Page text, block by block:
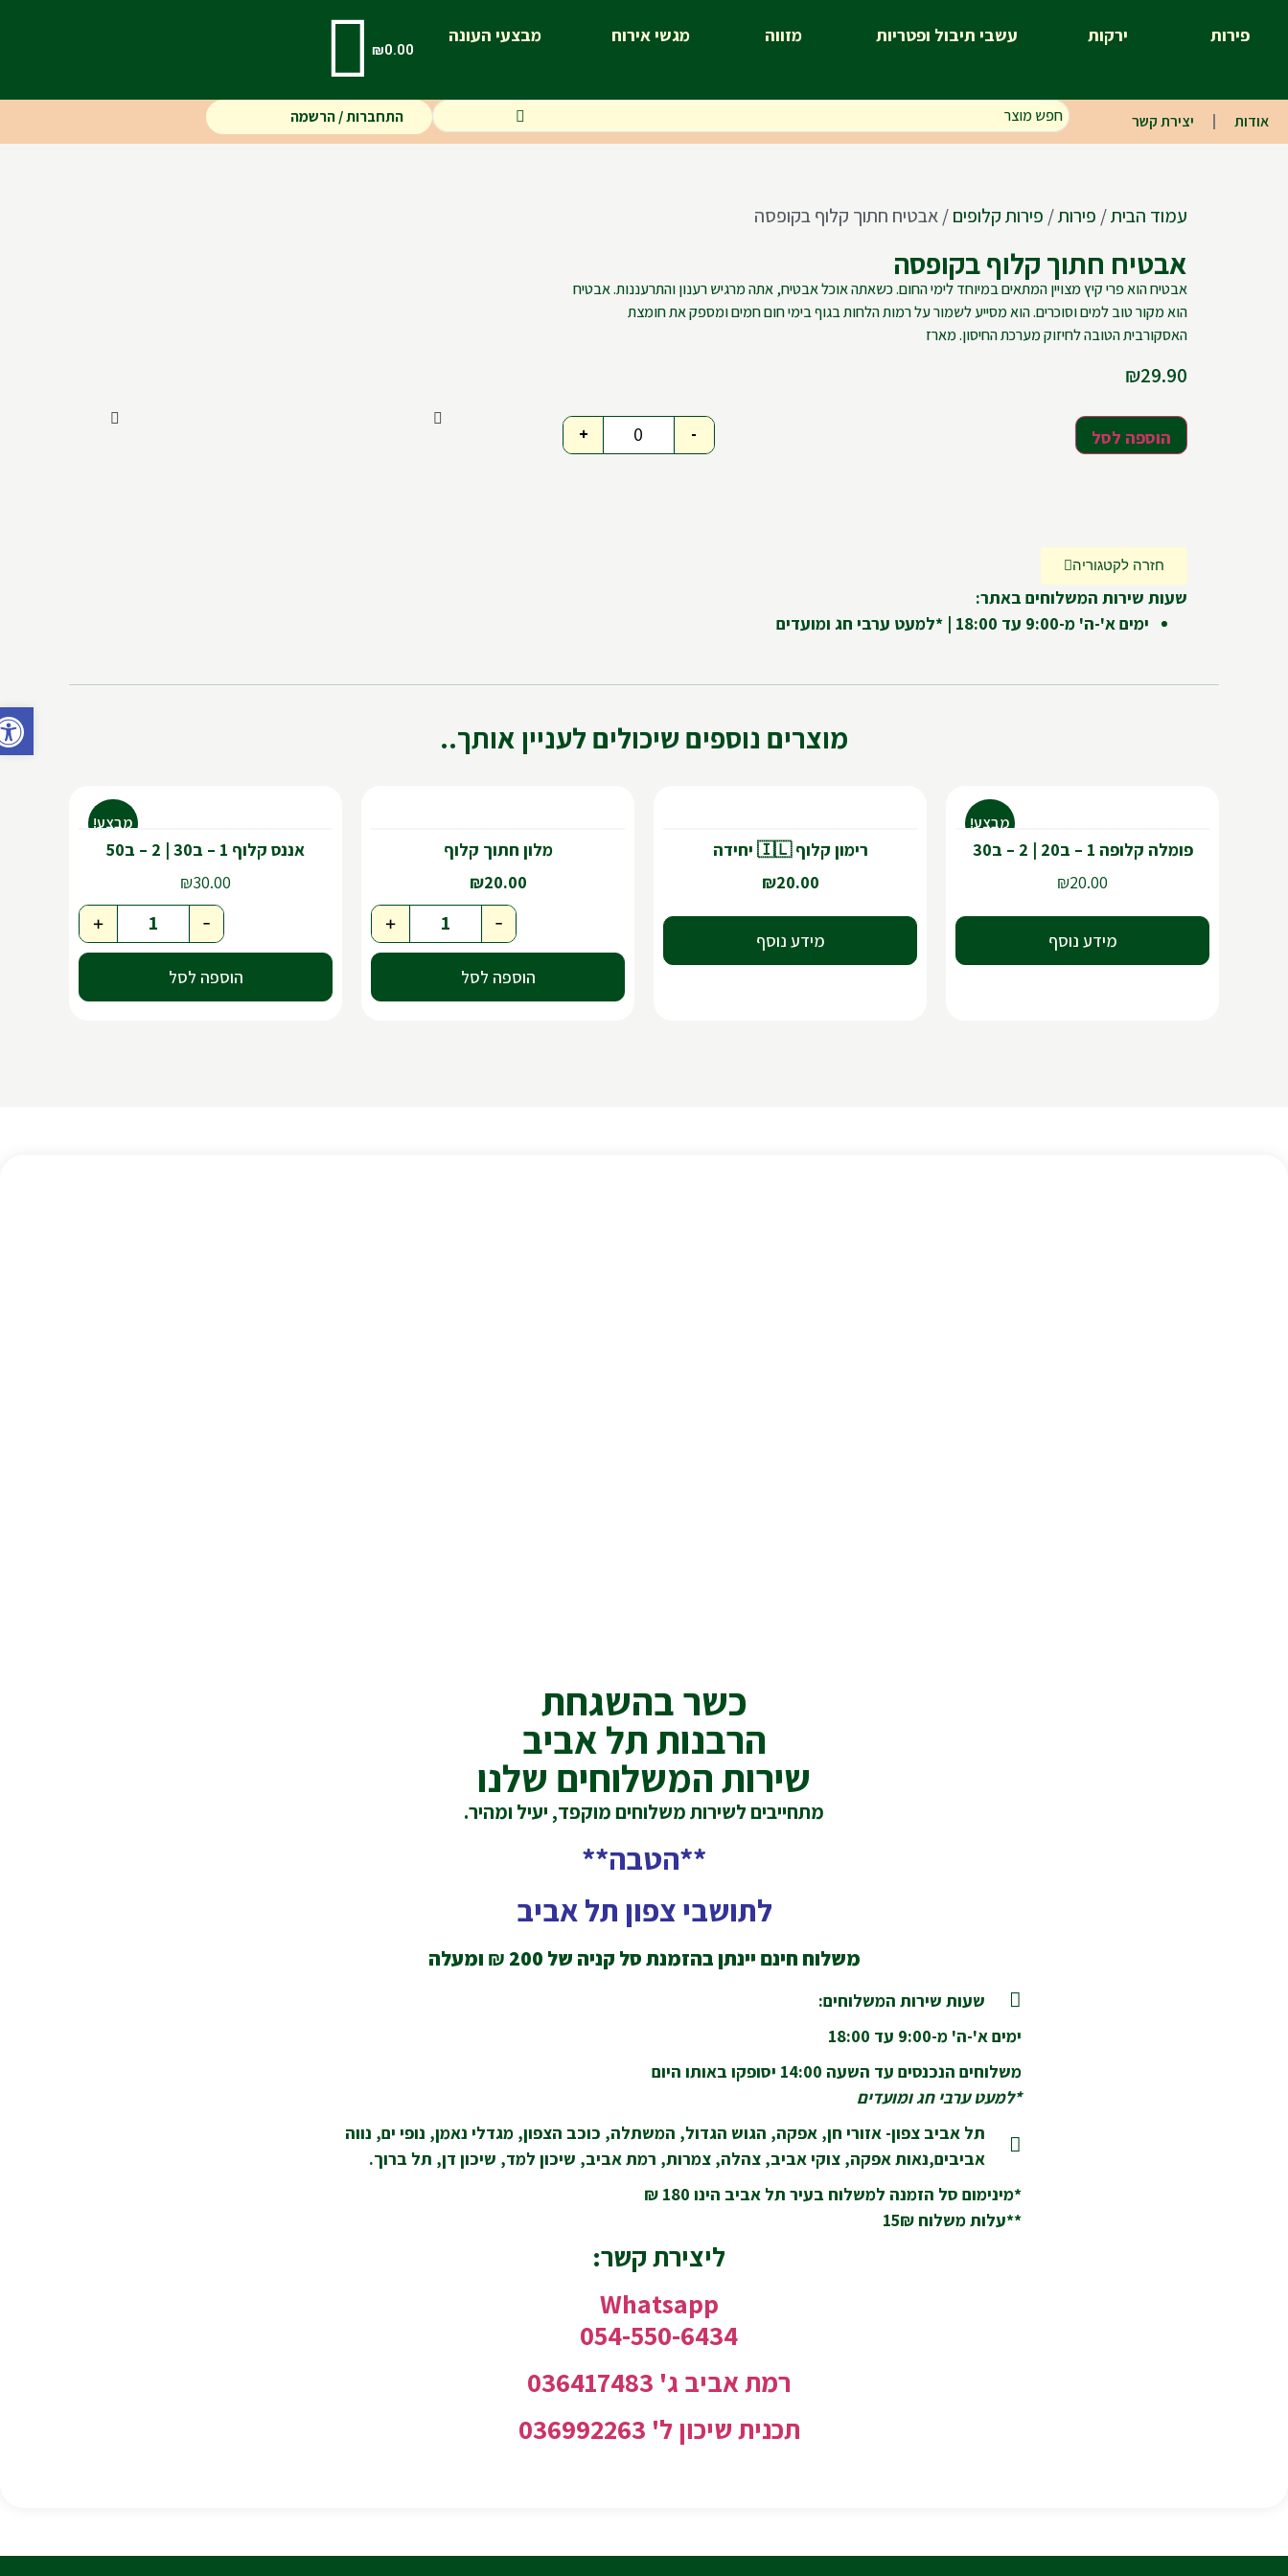
פירות ירקות עשבי תיבול ופטריות מזווה מגשי אירוח מבצעי העונה
₪0.00
אודות יצירת קשר התחברות / הרשמה
עמוד הבית/ פירות/ פירות קלופים/ אבטיח חתוך קלוף בקופסה
אבטיח חתוך קלוף בקופסה
אבטיח הוא פרי קיץ מצויין המתאים במיוחד לימי החום. כשאתה אוכל אבטיח, אתה מרגיש רענון והתרעננות. אבטיח
הוא מקור טוב למים וסוכרים. הוא מסייע לשמור על רמות הלחות בגוף בימי חום חמים ומספק את חומצת
האסקורבית הטובה לחיזוק מערכת החיסון. מארז
₪29.90
-
+ הוספה לסל
חזרה לקטגוריה
שעות שירות המשלוחים באתר:
ימים א'-ה' מ-9:00 עד 18:00 | *למעט ערבי חג ומועדים
מוצרים נוספים שיכולים לעניין אותך..
מבצע!
פומלה קלופה 1 – ב20 | 2 – ב30
₪20.00
מידע נוסף
רימון קלוף 🇮🇱 יחידה
₪20.00
מידע נוסף
מלון חתוך קלוף
₪20.00
-
+
הוספה לסל
מבצע!
אננס קלוף 1 – ב30 | 2 – ב50
₪30.00
-
+
הוספה לסל
כשר בהשגחת
הרבנות תל אביב
שירות המשלוחים שלנו
מתחייבים לשירות משלוחים מוקפד, יעיל ומהיר.
**הטבה**
לתושבי צפון תל אביב
משלוח חינם יינתן בהזמנת סל קניה של 200 ₪ ומעלה
שעות שירות המשלוחים:
ימים א'-ה' מ-9:00 עד 18:00
משלוחים הנכנסים עד השעה 14:00 יסופקו באותו היום
*למעט ערבי חג ומועדים
תל אביב צפון- אזורי חן, אפקה, הגוש הגדול, המשתלה, כוכב הצפון, מגדלי נאמן, נופי ים, נווה
אביבים,נאות אפקה, צוקי אביב, צהלה, צמרות, רמת אביב, שיכון למד, שיכון דן, תל ברוך.
*מינימום סל הזמנה למשלוח בעיר תל אביב הינו 180 ₪
**עלות משלוח 15₪
ליצירת קשר:
Whatsapp
054-550-6434
רמת אביב ג' 036417483
תכנית שיכון ל' 036992263
פתח